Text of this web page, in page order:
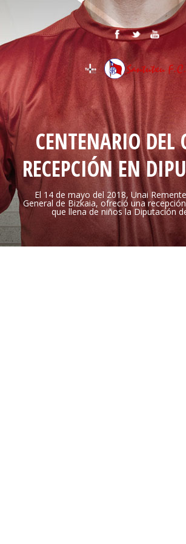
CENTENARIO DEL
RECEPCIÓN EN
El 14 de mayo del 2018, Unai
General de Bizkaia, ofreció una
que llena de niños la Diputación